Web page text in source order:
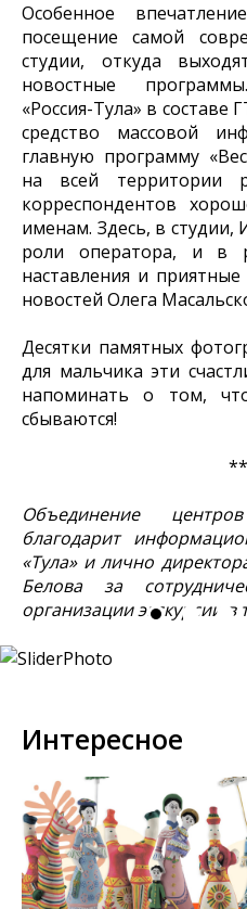
Особенное
посещение самой
студии, откуда
новостные
«Россия-Тула» в составе
средство массовой
главную программу
на всей территории
корреспондентов
именам. Здесь, в студии,
роли оператора, и в
наставления и
новостей Олега
Десятки памятных
для мальчика эти
напоминать о том,
сбываются!
Объединение
благодарит
«Тула» и лично
Белова за
организации экскурсии
Интересное